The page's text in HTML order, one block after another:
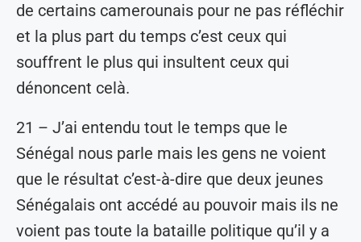
de certains camerounais pour ne pas réfléchir
et la plus part du temps c’est ceux qui
souffrent le plus qui insultent ceux qui
dénoncent celà.
21 – J’ai entendu tout le temps que le
Sénégal nous parle mais les gens ne voient
que le résultat c’est-à-dire que deux jeunes
Sénégalais ont accédé au pouvoir mais ils ne
voient pas toute la bataille politique qu’il y a